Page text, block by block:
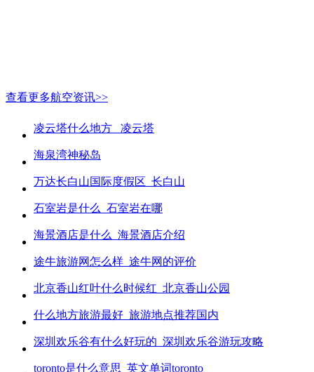
查看更多航空资讯>>
凌云塔什么地方_ 凌云塔
海泉湾神秘岛
万达长白山国际度假区_长白山
石室岩是什么_石室岩在哪
海景酒店是什么_海景酒店介绍
途牛旅游网怎么样_途牛网的评价
北京香山红叶什么时候红_北京香山公园
什么地方旅游最好_旅游地点推荐国内
深圳欢乐谷有什么好玩的_深圳欢乐谷游玩攻略
toronto是什么意思_英文单词toronto